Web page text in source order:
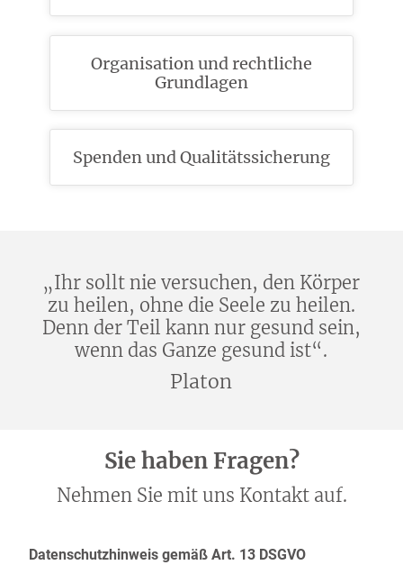
Organisation und rechtliche
Grundlagen
Spenden und Qualitätssicherung
„Ihr sollt nie versuchen, den Körper
zu heilen, ohne die Seele zu heilen.
Denn der Teil kann nur gesund sein,
wenn das Ganze gesund ist“.
Platon
Sie haben Fragen?
Nehmen Sie mit uns Kontakt auf.
Datenschutzhinweis gemäß Art. 13 DSGVO